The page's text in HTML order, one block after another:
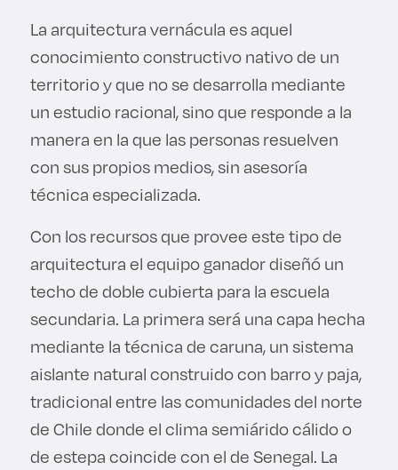
La arquitectura vernácula es aquel
conocimiento constructivo nativo de un
territorio y que no se desarrolla mediante
un estudio racional, sino que responde a la
manera en la que las personas resuelven
con sus propios medios, sin asesoría
técnica especializada.
Con los recursos que provee este tipo de
arquitectura el equipo ganador diseñó un
techo de doble cubierta para la escuela
secundaria. La primera será una capa hecha
mediante la técnica de caruna, un sistema
aislante natural construido con barro y paja,
tradicional entre las comunidades del norte
de Chile donde el clima semiárido cálido o
de estepa coincide con el de Senegal. La